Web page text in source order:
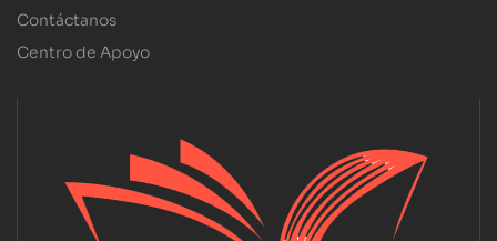
Contáctanos
Centro de Apoyo